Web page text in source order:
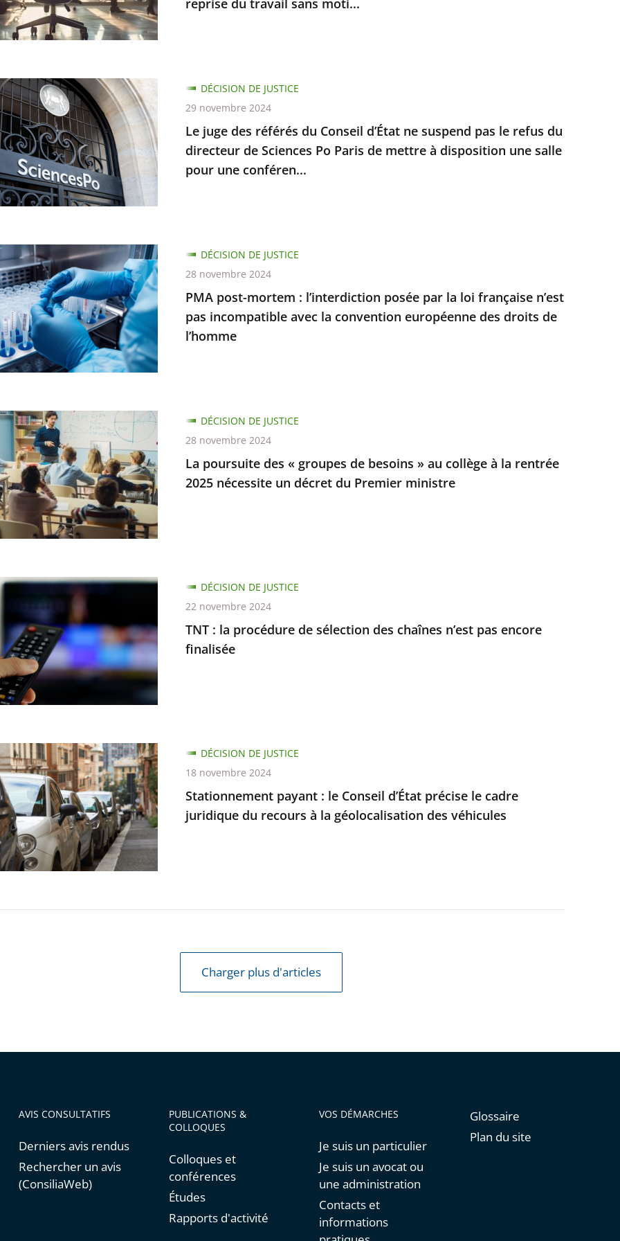
reprise du travail sans moti...
Le juge des référés du Conseil d’État ne suspend pas le refus du
directeur de Sciences Po Paris de mettre à disposition une salle
pour une conféren...
DÉCISION DE JUSTICE
29 novembre 2024
PMA post-mortem : l’interdiction posée par la loi française n’est
pas incompatible avec la convention européenne des droits de
l’homme
DÉCISION DE JUSTICE
28 novembre 2024
La poursuite des « groupes de besoins » au collège à la rentrée
2025 nécessite un décret du Premier ministre
DÉCISION DE JUSTICE
28 novembre 2024
TNT : la procédure de sélection des chaînes n’est pas encore
finalisée
DÉCISION DE JUSTICE
22 novembre 2024
Stationnement payant : le Conseil d’État précise le cadre
juridique du recours à la géolocalisation des véhicules
DÉCISION DE JUSTICE
18 novembre 2024
Charger plus d'articles
AVIS CONSULTATIFS
Derniers avis rendus
Rechercher un avis
(ConsiliaWeb)
PUBLICATIONS &
COLLOQUES
Colloques et
conférences
Études
Rapports d'activité
VOS DÉMARCHES
Je suis un particulier
Je suis un avocat ou
une administration
Contacts et
informations
Glossaire
Plan du site